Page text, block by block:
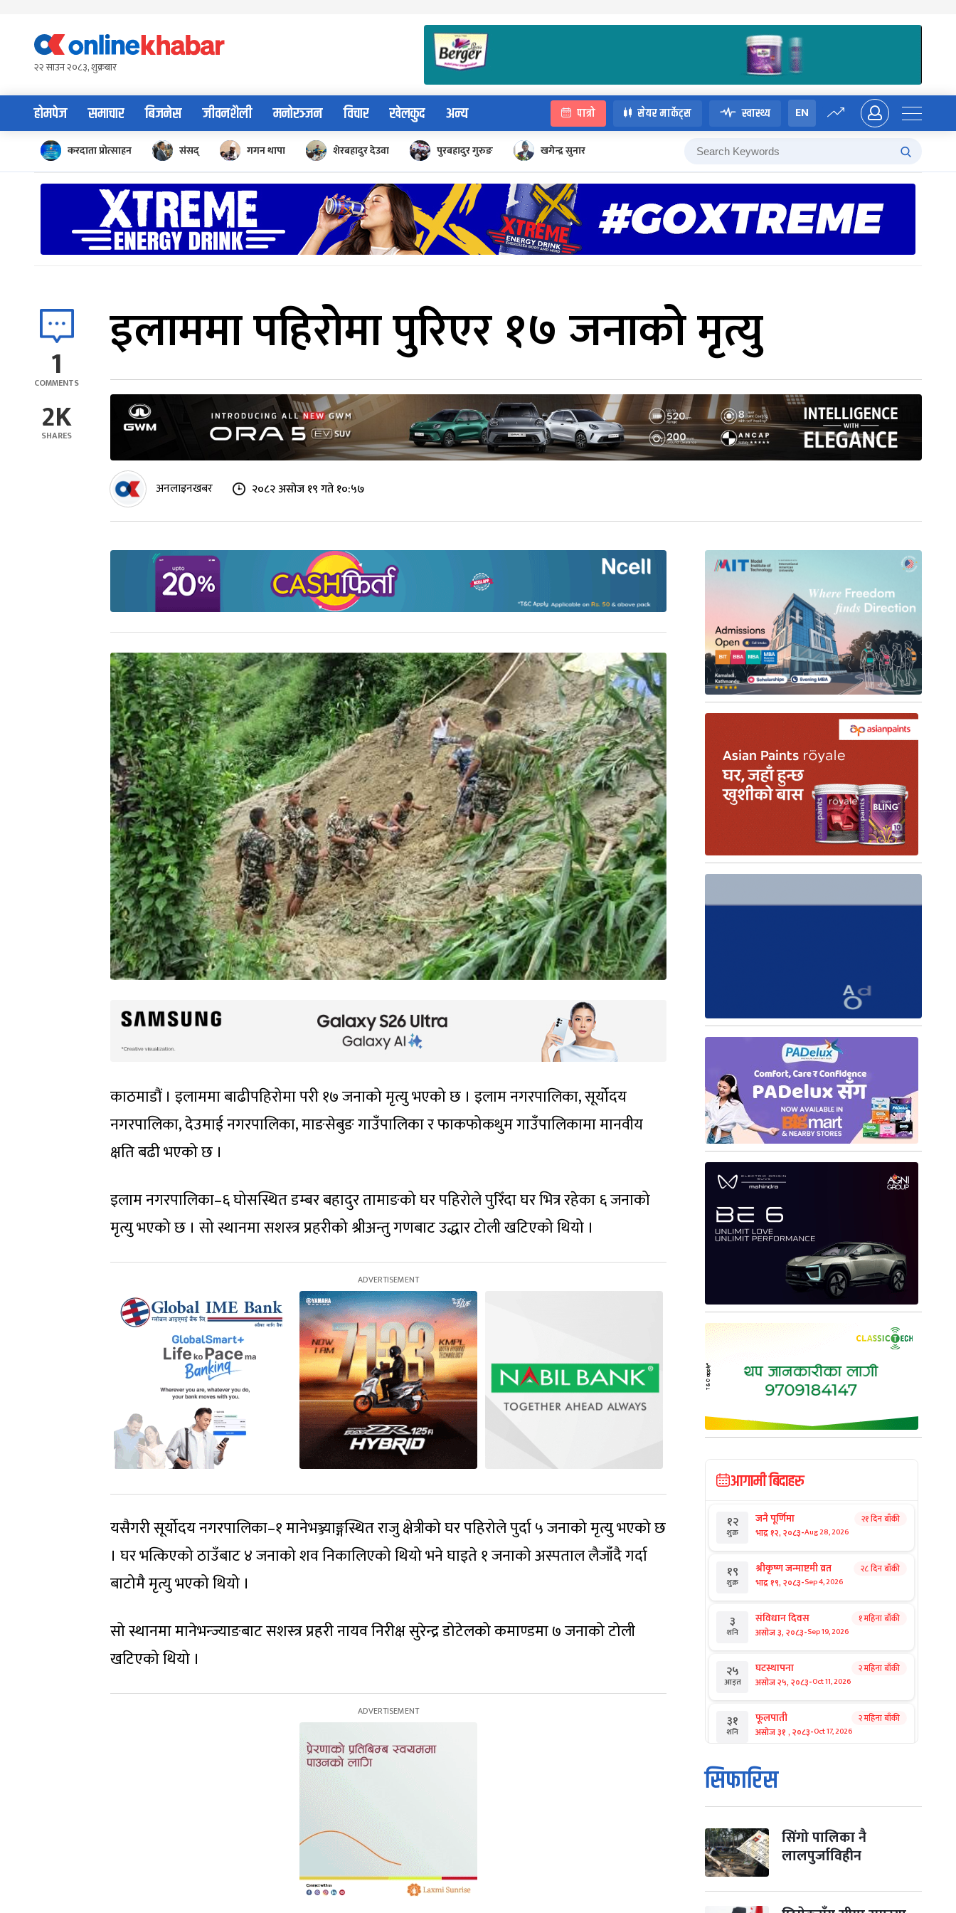
content२२ साउन २०८३, शुक्रबार
होमपेज समाचार बिजनेस जीवनशैली मनोरञ्जन विचार खेलकुद अन्य पात्रो सेयर मार्केट्स स्वास्थ्य EN
करदाता प्रोत्साहन संसद् गगन थापा शेरबहादुर देउवा पुरबहादुर गुरुङ खगेन्द्र सुनार
1
COMMENTS
2K
SHARES
इलाममा पहिरोमा पुरिएर १७ जनाको मृत्यु
अनलाइनखबर २०८२ असोज १९ गते १०:५७
काठमाडौं । इलाममा बाढीपहिरोमा परी १७ जनाको मृत्यु भएको छ । इलाम नगरपालिका, सूर्योदय
नगरपालिका, देउमाई नगरपालिका, माङसेबुङ गाउँपालिका र फाकफोकथुम गाउँपालिकामा मानवीय
क्षति बढी भएको छ ।
इलाम नगरपालिका–६ घोसस्थित डम्बर बहादुर तामाङको घर पहिरोले पुरिँदा घर भित्र रहेका ६ जनाको
मृत्यु भएको छ । सो स्थानमा सशस्त्र प्रहरीको श्रीअन्तु गणबाट उद्धार टोली खटिएको थियो ।
यसैगरी सूर्योदय नगरपालिका–१ मानेभञ्ज्याङ्गस्थित राजु क्षेत्रीको घर पहिरोले पुर्दा ५ जनाको मृत्यु भएको छ
। घर भत्किएको ठाउँबाट ४ जनाको शव निकालिएको थियो भने घाइते १ जनाको अस्पताल लैजाँदै गर्दा
बाटोमै मृत्यु भएको थियो ।
सो स्थानमा मानेभन्ज्याङबाट सशस्त्र प्रहरी नायव निरीक्ष सुरेन्द्र डोटेलको कमाण्डमा ७ जनाको टोली
खटिएको थियो ।
आगामी बिदाहरु
१२
शुक्र
जनै पूर्णिमा
भाद्र १२, २०८३-Aug 28, 2026
२१ दिन बाँकी
१९
शुक्र
श्रीकृष्ण जन्माष्टमी व्रत
भाद्र १९, २०८३-Sep 4, 2026
२८ दिन बाँकी
३
शनि
संविधान दिवस
असोज ३, २०८३-Sep 19, 2026
१ महिना बाँकी
२५
आइत
घटस्थापना
असोज २५, २०८३-Oct 11, 2026
२ महिना बाँकी
३१
शनि
फूलपाती
असोज ३१ , २०८३-Oct 17, 2026
२ महिना बाँकी
१
आइत
कार्तिक सङ्क्रान्ति
कार्तिक १, २०८३
मंगल कार्तिक ३, २०८३- Oct 20, 2026
४ विजयादशमी
कार्तिक ४, २०८३
सिफारिस
सिंगो पालिका नै
लालपुर्जाविहीन